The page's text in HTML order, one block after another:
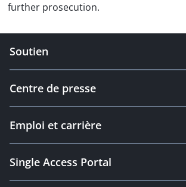
further prosecution.
Soutien
Centre de presse
Emploi et carrière
Single Access Portal